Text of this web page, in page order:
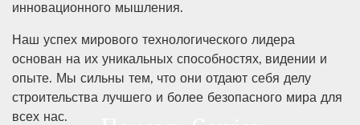
инновационного мышления.
Наш успех мирового технологического лидера
основан на их уникальных способностях, видении и
опыте. Мы сильны тем, что они отдают себя делу
строительства лучшего и более безопасного мира для
всех нас.